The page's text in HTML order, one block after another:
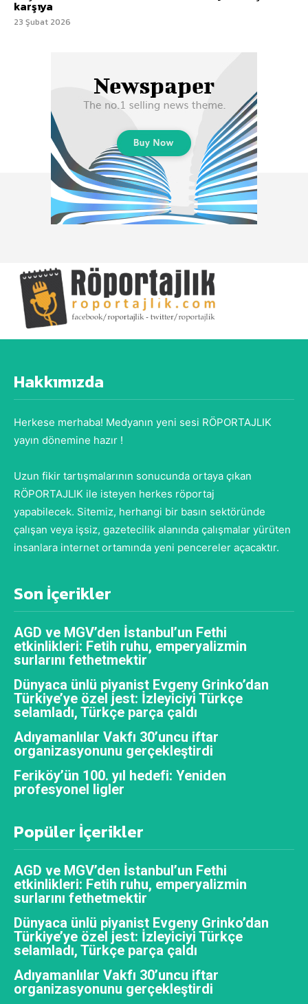
karşıya
23 Şubat 2026
Hakkımızda
Herkese merhaba! Medyanın yeni sesi RÖPORTAJLIK
yayın dönemine hazır !
Uzun fikir tartışmalarının sonucunda ortaya çıkan
RÖPORTAJLIK ile isteyen herkes röportaj
yapabilecek. Sitemiz, herhangi bir basın sektöründe
çalışan veya işsiz, gazetecilik alanında çalışmalar yürüten
insanlara internet ortamında yeni pencereler açacaktır.
Son İçerikler
AGD ve MGV’den İstanbul’un Fethi
etkinlikleri: Fetih ruhu, emperyalizmin
surlarını fethetmektir
Dünyaca ünlü piyanist Evgeny Grinko’dan
Türkiye’ye özel jest: İzleyiciyi Türkçe
selamladı, Türkçe parça çaldı
Adıyamanlılar Vakfı 30’uncu iftar
organizasyonunu gerçekleştirdi
Feriköy’ün 100. yıl hedefi: Yeniden
profesyonel ligler
Popüler İçerikler
AGD ve MGV’den İstanbul’un Fethi
etkinlikleri: Fetih ruhu, emperyalizmin
surlarını fethetmektir
Dünyaca ünlü piyanist Evgeny Grinko’dan
Türkiye’ye özel jest: İzleyiciyi Türkçe
selamladı, Türkçe parça çaldı
Adıyamanlılar Vakfı 30’uncu iftar
organizasyonunu gerçekleştirdi